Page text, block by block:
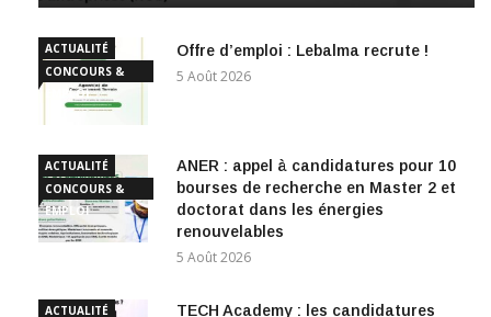
ACTUALITÉ
CONCOURS &
EMPLOI
Offre d’emploi : Lebalma recrute !
5 Août 2026
ACTUALITÉ
CONCOURS &
EMPLOI
ANER : appel à candidatures pour 10
bourses de recherche en Master 2 et
doctorat dans les énergies
renouvelables
5 Août 2026
ACTUALITÉ
TECH Academy : les candidatures